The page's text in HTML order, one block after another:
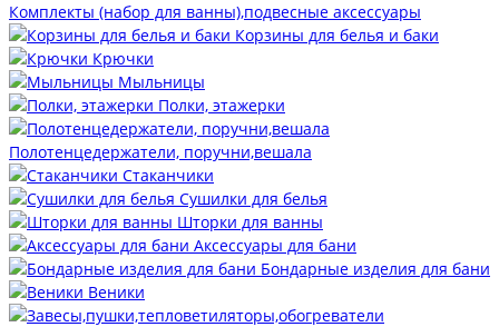
Комплекты (набор для ванны),подвесные аксессуары
Корзины для белья и баки
Крючки
Мыльницы
Полки, этажерки
Полотенцедержатели, поручни,вешала
Стаканчики
Сушилки для белья
Шторки для ванны
Аксессуары для бани
Бондарные изделия для бани
Веники